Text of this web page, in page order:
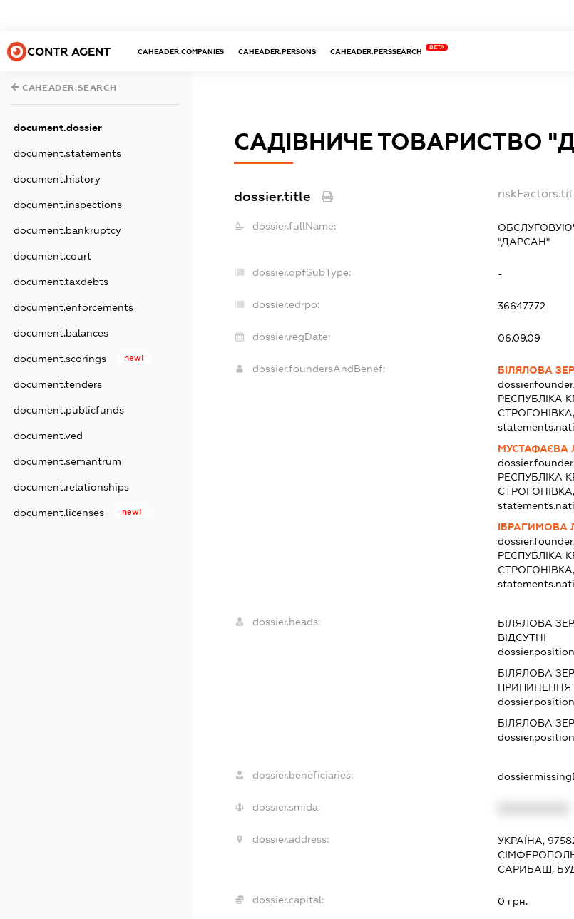
CONTR AGENT CAHEADER.COMPANIES CAHEADER.PERSONS CAHEADER.PERSSEARCH
BETA
CAHEADER.SEARCH
document.dossier
document.statements
document.history
document.inspections
document.bankruptcy
document.court
document.taxdebts
document.enforcements
document.balances
document.scorings new!
document.tenders
document.publicfunds
document.ved
document.semantrum
document.relationships
document.licenses new!
САДІВНИЧЕ ТОВАРИСТВО
dossier.title
dossier.fullName:
"ДАРСАН"
dossier.opfSubType: -
dossier.edrpo: 36647772
dossier.regDate: 06.09.09
dossier.foundersAndBenef:
БІЛЯЛОВА
РЕСПУБЛІКА
МУСТАФАЄВА
РЕСПУБЛІКА
ІБРАГИМОВА
РЕСПУБЛІКА
dossier.heads: БІЛЯЛОВА
ВІДСУТНІ
БІЛЯЛОВА
ПРИПИНЕННЯ
БІЛЯЛОВА
dossier.beneficiaries:
dossier.smida:
dossier.address:
УКРАЇНА,
САРИБАШ,
dossier.capital: 0 грн.